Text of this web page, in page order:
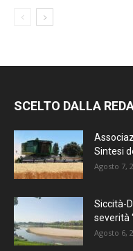
SCELTO DALLA
Sintesi
Agosto 7,
Siccità-
severità
Agosto 6,